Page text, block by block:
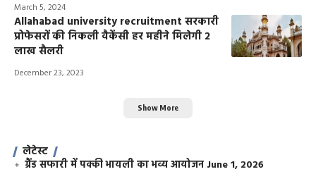
March 5, 2024
Allahabad university recruitment सरकारी
प्रोफेसरों की निकली वैकेंसी हर महीने मिलेगी 2
लाख सैलरी
December 23, 2023
Show More
लेटेस्ट
ग्रैंड सफारी में पक्की भायली का भव्य आयोजन June 1, 2026